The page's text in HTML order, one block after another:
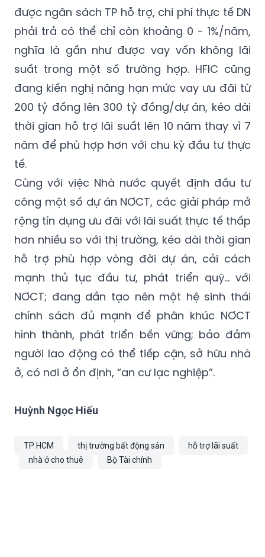
được ngân sách TP hỗ trợ, chi phí thực tế DN
phải trả có thể chỉ còn khoảng 0 - 1%/năm,
nghĩa là gần như được vay vốn không lãi
suất trong một số trường hợp. HFIC cũng
đang kiến nghị nâng hạn mức vay ưu đãi từ
200 tỷ đồng lên 300 tỷ đồng/dự án, kéo dài
thời gian hỗ trợ lãi suất lên 10 năm thay vì 7
năm để phù hợp hơn với chu kỳ đầu tư thực
tế.
Cùng với việc Nhà nước quyết định đầu tư
công một số dự án NƠCT, các giải pháp mở
rộng tín dụng ưu đãi với lãi suất thực tế thấp
hơn nhiều so với thị trường, kéo dài thời gian
hỗ trợ phù hợp vòng đời dự án, cải cách
mạnh thủ tục đầu tư, phát triển quỹ… với
NƠCT; đang dần tạo nên một hệ sinh thái
chính sách đủ mạnh để phân khúc NƠCT
hình thành, phát triển bền vững; bảo đảm
người lao động có thể tiếp cận, sở hữu nhà
ở, có nơi ở ổn định, “an cư lạc nghiệp”.
Huỳnh Ngọc Hiếu
TP HCM thị trường bất động sản
hỗ trợ lãi suất
nhà ở cho thuê
Bộ Tài chính